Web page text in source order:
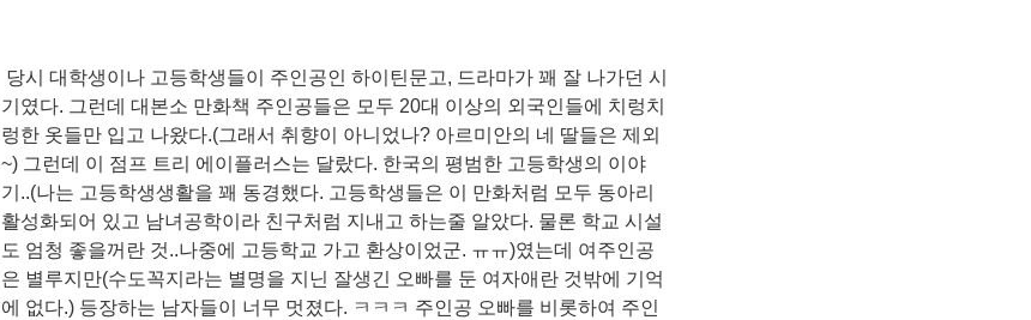
당시 대학생이나 고등학생들이 주인공인 하이틴문고, 드라마가 꽤 잘 나가던 시
기였다. 그런데 대본소 만화책 주인공들은 모두 20대 이상의 외국인들에 치렁치
렁한 옷들만 입고 나왔다.(그래서 취향이 아니었나? 아르미안의 네 딸들은 제외
~) 그런데 이 점프 트리 에이플러스는 달랐다. 한국의 평범한 고등학생의 이야
기..(나는 고등학생생활을 꽤 동경했다. 고등학생들은 이 만화처럼 모두 동아리
활성화되어 있고 남녀공학이라 친구처럼 지내고 하는줄 알았다. 물론 학교 시설
도 엄청 좋을꺼란 것..나중에 고등학교 가고 환상이었군. ㅠㅠ)였는데 여주인공
은 별루지만(수도꼭지라는 별명을 지닌 잘생긴 오빠를 둔 여자애란 것밖에 기억
에 없다.) 등장하는 남자들이 너무 멋졌다. ㅋㅋㅋ 주인공 오빠를 비롯하여 주인